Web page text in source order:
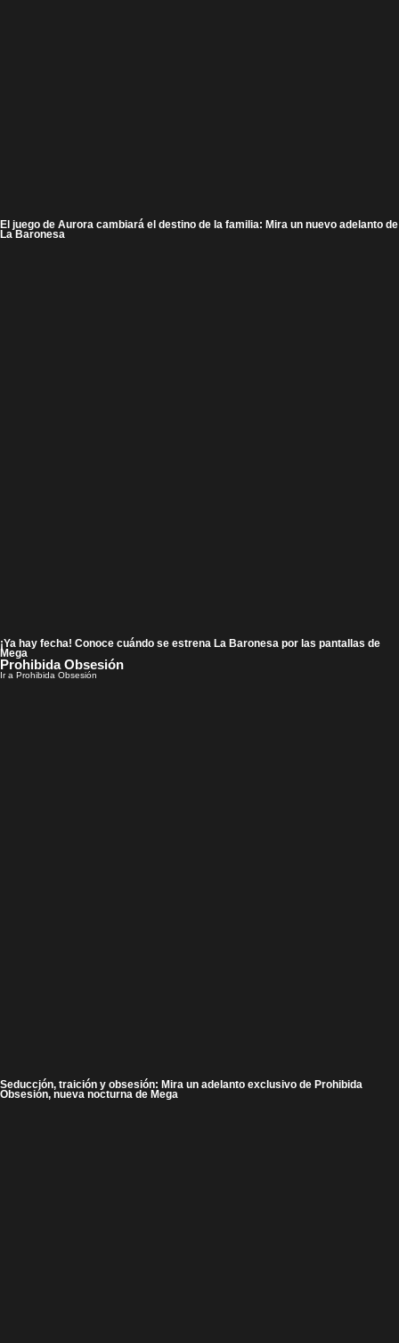
El juego de Aurora cambiará el destino de la familia: Mira un nuevo adelanto de
La Baronesa
¡Ya hay fecha! Conoce cuándo se estrena La Baronesa por las pantallas de
Mega
Prohibida Obsesión
Ir a Prohibida Obsesión
Seducción, traición y obsesión: Mira un adelanto exclusivo de Prohibida
Obsesión, nueva nocturna de Mega